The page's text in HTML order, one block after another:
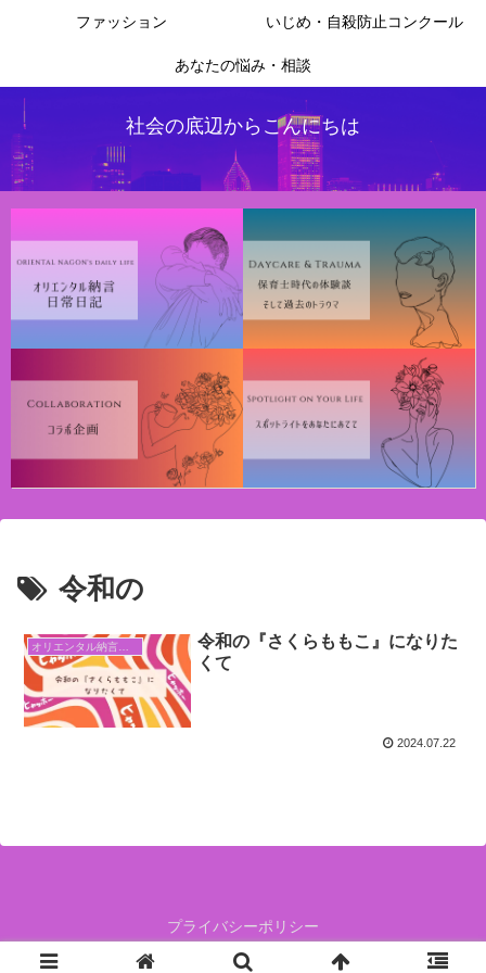
社会の底辺からこんにちは
ファッション いじめ・自殺防止コンクール
あなたの悩み・相談
令和の
オリエンタル納言日常日記
令和の『さくらももこ』になりた
くて
2024.07.22
プライバシーポリシー
人生白か黒かで決めないで、グレーの中で生きていこう